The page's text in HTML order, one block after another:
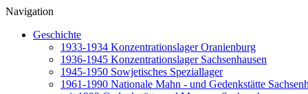
Navigation
Geschichte
1933-1934 Konzentrationslager Oranienburg
1936-1945 Konzentrationslager Sachsenhausen
1945-1950 Sowjetisches Speziallager
1961-1990 Nationale Mahn - und Gedenkstätte